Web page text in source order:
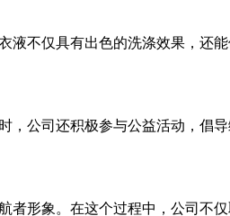
不仅具有出色的洗涤效果，还
公司还积极参与公益活动，倡
形象。在这个过程中，公司不